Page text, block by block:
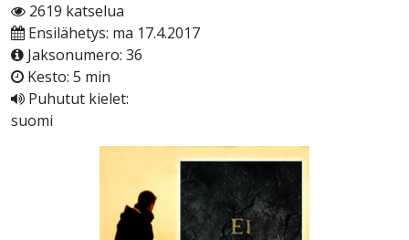
2619 katselua
Ensilähetys: ma 17.4.2017
Jaksonumero: 36
Kesto: 5 min
Puhutut kielet:
suomi